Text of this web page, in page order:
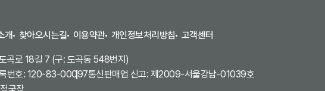
개 찾아오시는길 이용약관 개인정보처리방침 고객센터
곡로 18길 7 (구: 도곡동 548번지)
번호: 120-83-00097통신판매업 신고: 제2009-서울강남-01039호